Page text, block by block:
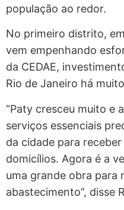
população ao redor.
No primeiro distrito,
vem empenhando
da CEDAE,
Rio de Janeiro há
“Paty cresceu muito e
serviços essenciais
da cidade para
domicílios. Agora é a
uma grande obra para
abastecimento”, disse